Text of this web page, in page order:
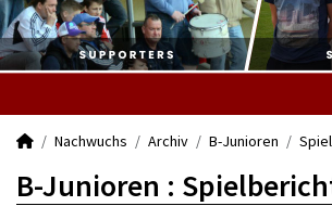
Nachwuchs Archiv B-Junioren
B-Junioren :